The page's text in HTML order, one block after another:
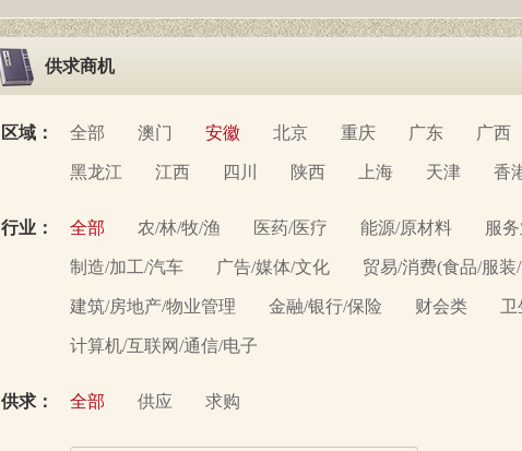
供求商机
区域： 全部 澳门 安徽 北京 重庆 广东 广西
黑龙江 江西 四川 陕西 上海 天津 香
行业： 全部 农/林/牧/渔 医药/医疗 能源/原材料 服
制造/加工/汽车 广告/媒体/文化 贸易/消费(食品/服
建筑/房地产/物业管理 金融/银行/保险 财会类 卫
计算机/互联网/通信/电子
供求： 全部 供应 求购